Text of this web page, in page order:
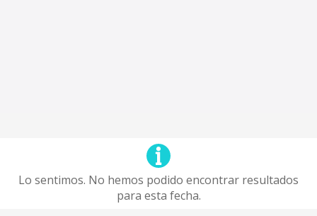
Lo sentimos. No hemos podido encontrar resultados
para esta fecha.